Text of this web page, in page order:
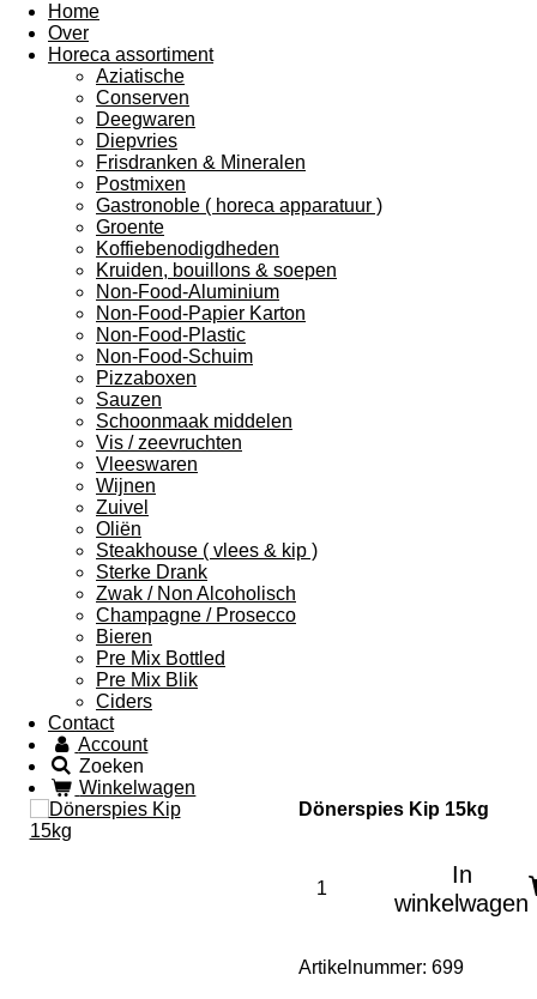
Home
Over
Horeca assortiment
Aziatische
Conserven
Deegwaren
Diepvries
Frisdranken & Mineralen
Postmixen
Gastronoble ( horeca apparatuur )
Groente
Koffiebenodigdheden
Kruiden, bouillons & soepen
Non-Food-Aluminium
Non-Food-Papier Karton
Non-Food-Plastic
Non-Food-Schuim
Pizzaboxen
Sauzen
Schoonmaak middelen
Vis / zeevruchten
Vleeswaren
Wijnen
Zuivel
Oliën
Steakhouse ( vlees & kip )
Sterke Drank
Zwak / Non Alcoholisch
Champagne / Prosecco
Bieren
Pre Mix Bottled
Pre Mix Blik
Ciders
Contact
Account
Zoeken
Winkelwagen
Dönerspies Kip 15kg
In
winkelwagen
Artikelnummer: 699